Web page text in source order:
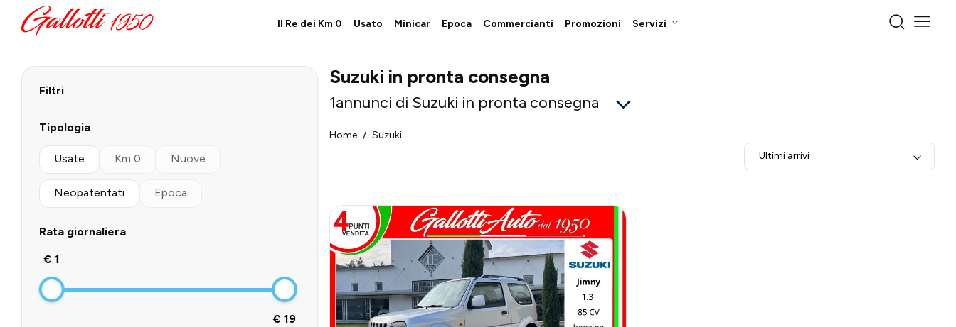
Il Re dei Km 0 Usato Minicar Epoca Commercianti Promozioni Servizi
Filtri
Tipologia
Usate Km 0 Nuove
Neopatentati Epoca
Rata giornaliera
€ 1
€ 19
Suzuki in pronta consegna
1annunci di Suzuki in pronta consegna
Home
Suzuki
Ultimi arrivi